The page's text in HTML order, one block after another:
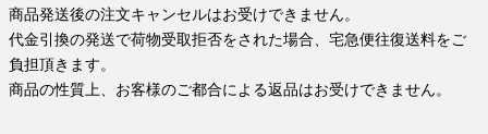
商品発送後の注文キャンセルはお受けできません。
代金引換の発送で荷物受取拒否をされた場合、宅急便往復送料をご
負担頂きます。
商品の性質上、お客様のご都合による返品はお受けできません。